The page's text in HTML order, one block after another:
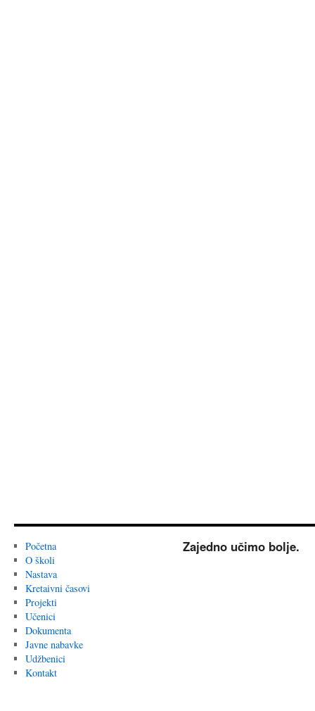
Početna
O školi
Nastava
Kretaivni časovi
Projekti
Učenici
Dokumenta
Javne nabavke
Udžbenici
Kontakt
Zajedno učimo bolje.